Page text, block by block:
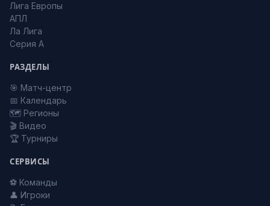
Лига Европы
АПЛ
Ла Лига
Серия А
РАЗДЕЛЫ
🎯 Матч-центр
📅 Календарь
🗺️ Регионы
🎬 Видео
🏆 Турниры
СЕРВИСЫ
⚽ Команды
👤 Игроки